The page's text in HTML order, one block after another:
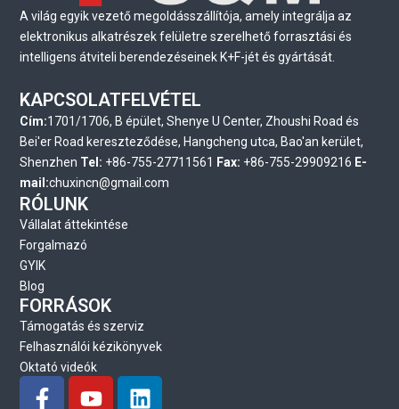
A világ egyik vezető megoldásszállítója, amely integrálja az
elektronikus alkatrészek felületre szerelhető forrasztási és
intelligens átviteli berendezéseinek K+F-jét és gyártását.
KAPCSOLATFELVÉTEL
Cím:1701/1706, B épület, Shenye U Center, Zhoushi Road és
Bei'er Road kereszteződése, Hangcheng utca, Bao'an kerület,
Shenzhen Tel: +86-755-27711561 Fax: +86-755-29909216 E-
mail:chuxincn@gmail.com
RÓLUNK
Vállalat áttekintése
Forgalmazó
GYIK
Blog
FORRÁSOK
Támogatás és szerviz
Felhasználói kézikönyvek
Oktató videók
F
Y
L